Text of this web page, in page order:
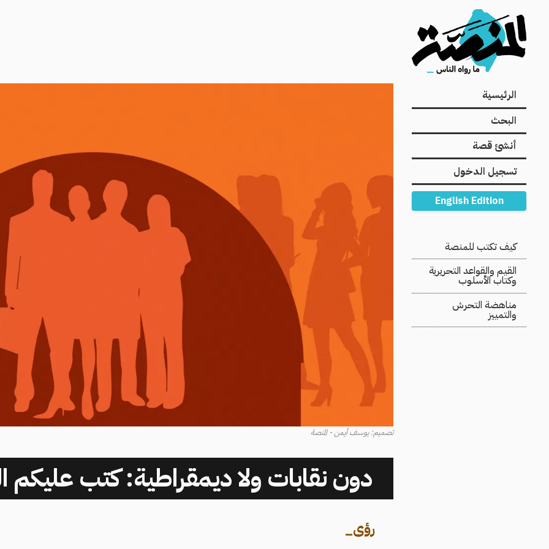
Main
navigation
الرئيسية
البحث
أنشئ قصة
تسجيل الدخول
English Edition
Secondary
Navigation
كيف تكتب للمنصة
القيم والقواعد التحريرية
وكتاب الأسلوب
مناهضة التحرش
والتمييز
تصميم: يوسف أيمن - المنصة
دون نقابات ولا ديمقراطية: كتب عليكم
رؤى_